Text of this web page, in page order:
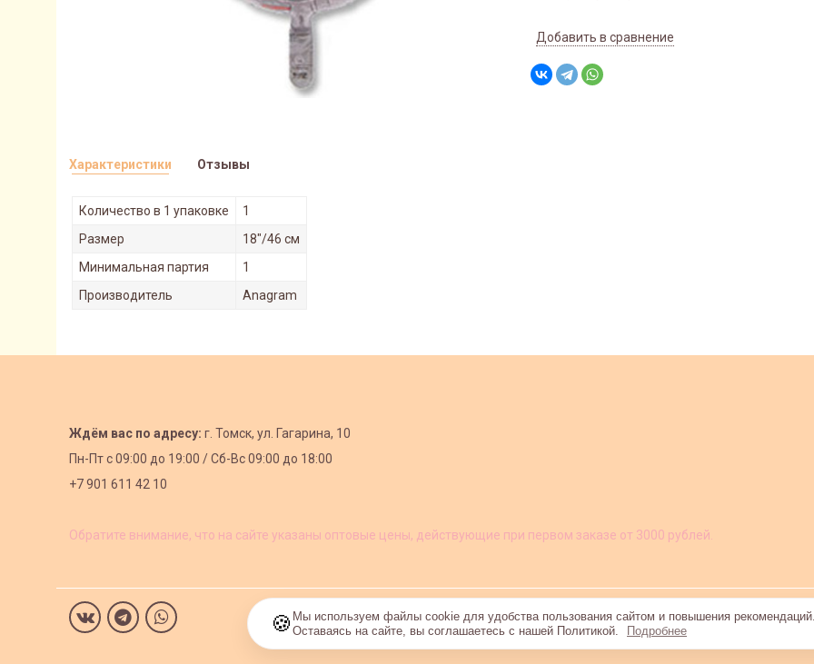
Добавить в сравнение
Характеристики
Количество в 1 упаковке
1
Размер
18"/46 см
Минимальная партия
1
Производитель
Anagram
Отзывы
Ждём вас по адресу: г. Томск, ул. Гагарина, 10
Пн-Пт с09:00 до 19:00 /Сб-Вс 09:00 до 18:00
+7 901 611 42 10
Обратите внимание, что на сайте указаны оптовые цены, действующие при первом заказе от 3000 рублей.
🍪 Мы используем файлы cookie для удобства пользования сайтом и повышения рекомендаций.
Оставаясь на сайте, вы соглашаетесь с нашей Политикой.
Подробнее